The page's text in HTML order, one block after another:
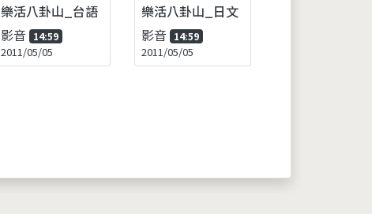
樂活八卦山_台語
影音 14:59
2011/05/05
樂活八卦山_日文
影音 14:59
2011/05/05